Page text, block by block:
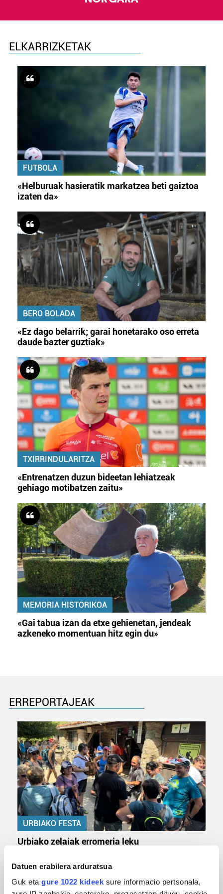
Datuen erabilera arduratsua
Guk eta gure 1022 kideek sure informacio pertsonala,
ELKARRIZKETAK
FUTBOLA
«Helburuak hasieratik markatzea beti gaiztoa
izaten da»
BERO BOLADA
«Ez dago belarrik; garai honetarako oso erreta
daude bazter guztiak»
TXIRRINDULARITZA
«Entrenatzen duzun bideetan lehiatzeak
gehiago motibatzen zaitu»
MEMORIA HISTORIKOA
«Gai tabua izan da etxe gehienetan, jendeak
azkeneko momentuan hitz egin du»
ERREPORTAJEAK
URBIAKO FESTA
Urbiako zelaiak erromeria leku